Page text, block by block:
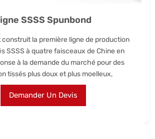
SSSS Spunbond
construit la première ligne de production
SSSS à quatre faisceaux de Chine en
à la demande du marché pour des
tissés plus doux et plus moelleux,
Demander Un Devis